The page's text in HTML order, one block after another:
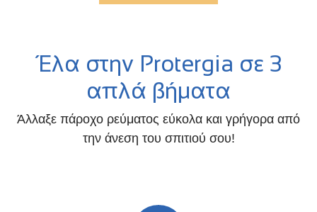
Έλα στην Protergia σε 3
απλά βήματα
Άλλαξε πάροχο ρεύματος εύκολα και γρήγορα από
την άνεση του σπιτιού σου!